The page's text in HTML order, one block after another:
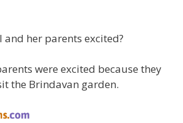
and her parents excited?
were excited because they
the Brindavan garden.